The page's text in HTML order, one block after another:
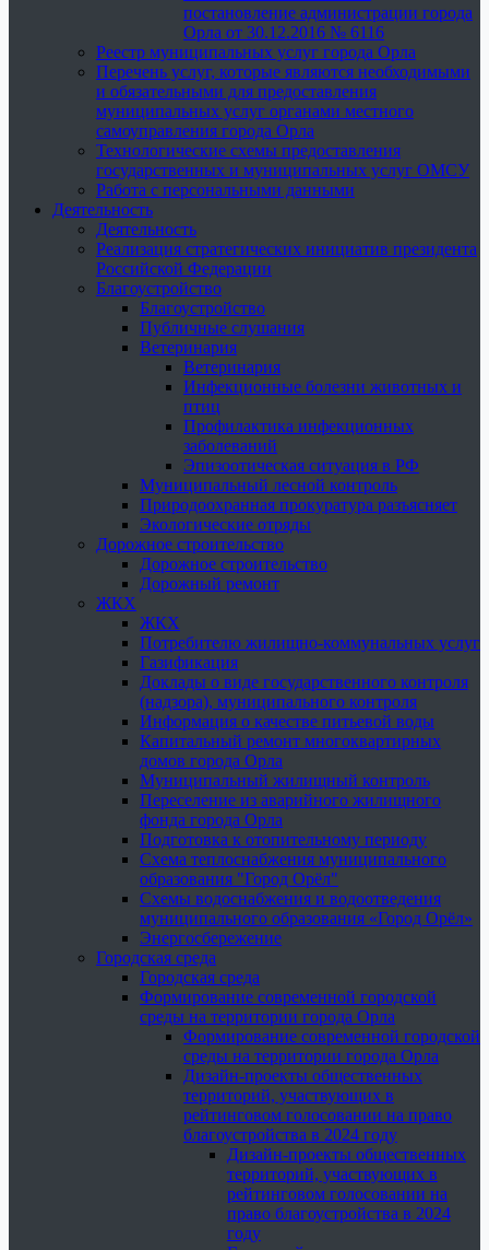
постановление администрации города
Орла от 30.12.2016 № 6116
Реестр муниципальных услуг города Орла
Перечень услуг, которые являются необходимыми
и обязательными для предоставления
муниципальных услуг органами местного
самоуправления города Орла
Технологические схемы предоставления
государственных и муниципальных услуг ОМСУ
Работа с персональными данными
Деятельность
Деятельность
Реализация стратегических инициатив президента
Российской Федерации
Благоустройство
Благоустройство
Публичные слушания
Ветеринария
Ветеринария
Инфекционные болезни животных и
птиц
Профилактика инфекционных
заболеваний
Эпизоотическая ситуация в РФ
Муниципальный лесной контроль
Природоохранная прокуратура разъясняет
Экологические отряды
Дорожное строительство
Дорожное строительство
Дорожный ремонт
ЖКХ
ЖКХ
Потребителю жилищно-коммунальных услуг
Газификация
Доклады о виде государственного контроля
(надзора), муниципального контроля
Информация о качестве питьевой воды
Капитальный ремонт многоквартирных
домов города Орла
Муниципальный жилищный контроль
Переселение из аварийного жилищного
фонда города Орла
Подготовка к отопительному периоду
Схема теплоснабжения муниципального
образования "Город Орёл"
Схемы водоснабжения и водоотведения
муниципального образования «Город Орёл»
Энергосбережение
Городская среда
Городская среда
Формирование современной городской
среды на территории города Орла
Формирование современной городской
среды на территории города Орла
Дизайн-проекты общественных
территорий, участвующих в
рейтинговом голосовании на право
благоустройства в 2024 году
Дизайн-проекты общественных
территорий, участвующих в
рейтинговом голосовании на
право благоустройства в 2024
году